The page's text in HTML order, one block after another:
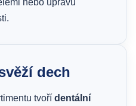
nebo úpravu
dech
tvoří dentální